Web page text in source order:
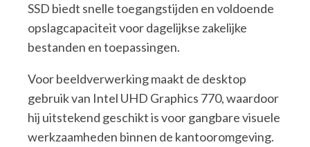
SSD biedt snelle toegangstijden en voldoende
opslagcapaciteit voor dagelijkse zakelijke
bestanden en toepassingen.
Voor beeldverwerking maakt de desktop
gebruik van Intel UHD Graphics 770, waardoor
hij uitstekend geschikt is voor gangbare visuele
werkzaamheden binnen de kantooromgeving.